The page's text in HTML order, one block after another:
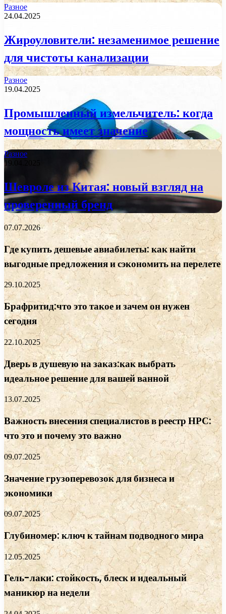
Разное
24.04.2025
Жироуловители: незаменимое решение
для чистоты канализации
Разное
19.04.2025
Промышленный измельчитель: когда
мощность имеет значение
Разное
19.04.2025
Шевроле из Китая: новый взгляд на
проверенный бренд
07.07.2026
Где купить дешевые авиабилеты: как найти
выгодные предложения и сэкономить на перелете
29.10.2025
Брафритид:что это такое и зачем он нужен
сегодня
22.10.2025
Дверь в душевую на заказ:как выбрать
идеальное решение для вашей ванной
13.07.2025
Важность внесения специалистов в реестр НРС:
что это и почему это важно
09.07.2025
Значение грузоперевозок для бизнеса и
экономики
09.07.2025
Глубиномер: ключ к тайнам подводного мира
12.05.2025
Гель-лаки: стойкость, блеск и идеальный
маникюр на недели